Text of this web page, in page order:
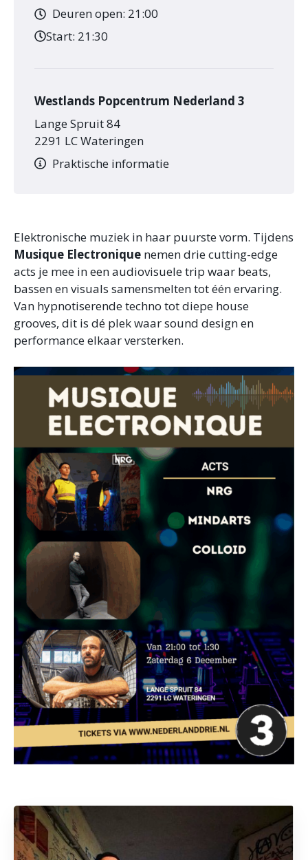
Elektronische muziek in haar puurste vorm. Tijdens
Musique Electronique nemen drie cutting-edge
acts je mee in een audiovisuele trip waar beats,
bassen en visuals samensmelten tot één ervaring.
Van hypnotiserende techno tot diepe house
grooves, dit is dé plek waar sound design en
performance elkaar versterken.
Deuren open: 21:00
Start: 21:30
Westlands Popcentrum Nederland 3
Lange Spruit 84
2291 LC Wateringen
Praktische informatie